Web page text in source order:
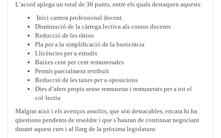
L’acord aplega un total de 36 punts, entre els quals destaquen aquests:
Inici carrera professional docent.
Disminució de la càrrega lectiva als cossos docents
Reducció de les ràtios
Pla per a la simplificació de la burocràcia
Llicències per a estudis
Baixes cent per cent remunerades
Permís parcialment retribuït
Reducció de les taxes per a oposicions
Dies d’afers propis sense remunerar i remunerats per a tot el
col·lectiu
Malgrat això i els avenços assolits, que són destacables, encara hi ha
qüestions pendents de resoldre i que s’hauran de continuar negociant
durant aquest curs i al llarg de la pròxima legislatura: